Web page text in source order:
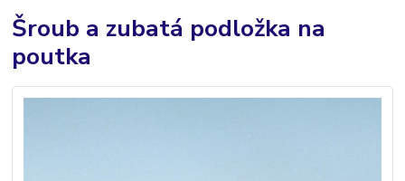
Šroub a zubatá podložka na
poutka